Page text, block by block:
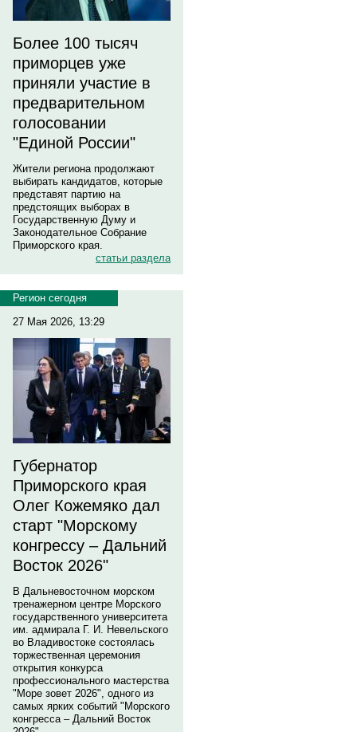
Более 100 тысяч
приморцев уже
приняли участие в
предварительном
голосовании
"Единой России"
Жители региона продолжают
выбирать кандидатов, которые
представят партию на
предстоящих выборах в
Государственную Думу и
Законодательное Собрание
Приморского края.
статьи раздела
Регион сегодня
27 Мая 2026, 13:29
Губернатор
Приморского края
Олег Кожемяко дал
старт "Морскому
конгрессу – Дальний
Восток 2026"
В Дальневосточном морском
тренажерном центре Морского
государственного университета
им. адмирала Г. И. Невельского
во Владивостоке состоялась
торжественная церемония
открытия конкурса
профессионального мастерства
"Море зовет 2026", одного из
самых ярких событий "Морского
конгресса – Дальний Восток